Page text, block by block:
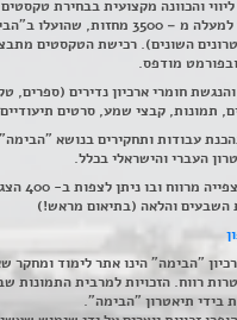
ליווי והכוונה מקצועית בבחירת טקסטים
(מתוך למעלה מ – 3500 מחזות, שהועלו
השונים). רכישת הטקסטים
מודפס.
חומרי ארכיון נדירים (ספרים,
תמונות, קבצי שמע, סרטים תיעודיים
עבודות ותחקירים בנושא
העברי והישראלי בכלל.
חדר
השבעים והלאה (בתיאום מראש!)
"הבימה" הינו אתר לימוד ומחקר
רווח. הזכויות למרבית התמונות
בידי תיאטרון "הבימה".